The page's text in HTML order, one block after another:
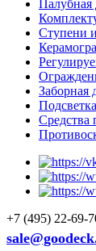
Палубная
Ступени
Заборная
Средства
+7 (495) 22-69-